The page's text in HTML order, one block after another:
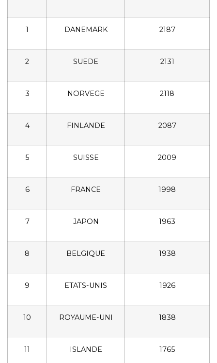
1 DANEMARK 2187
2 SUEDE 2131
3 NORVEGE 2118
4 FINLANDE 2087
5 SUISSE 2009
6 FRANCE 1998
7 JAPON 1963
8 BELGIQUE 1938
9 ETATS-UNIS 1926
10 ROYAUME-UNI 1838
11 ISLANDE 1765